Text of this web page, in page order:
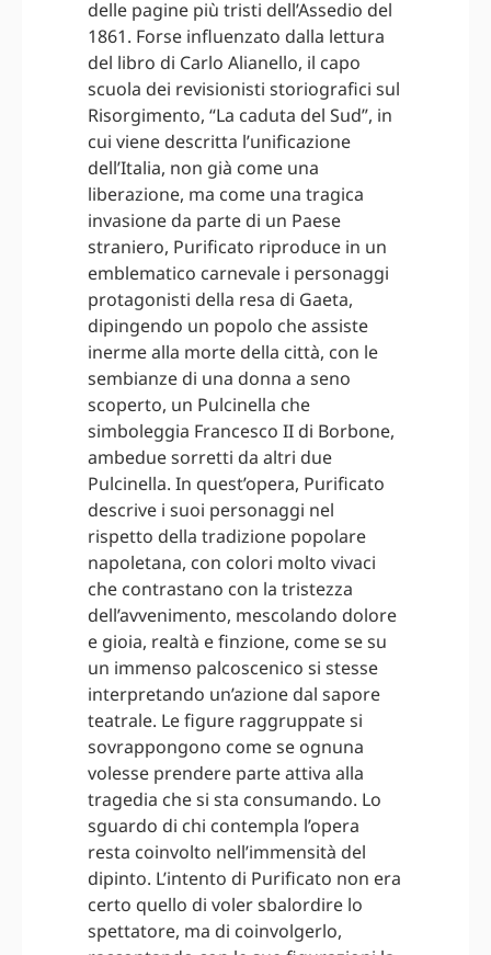
delle pagine più tristi dell’Assedio del
1861. Forse influenzato dalla lettura
del libro di Carlo Alianello, il capo
scuola dei revisionisti storiografici sul
Risorgimento, “La caduta del Sud”, in
cui viene descritta l’unificazione
dell’Italia, non già come una
liberazione, ma come una tragica
invasione da parte di un Paese
straniero, Purificato riproduce in un
emblematico carnevale i personaggi
protagonisti della resa di Gaeta,
dipingendo un popolo che assiste
inerme alla morte della città, con le
sembianze di una donna a seno
scoperto, un Pulcinella che
simboleggia Francesco II di Borbone,
ambedue sorretti da altri due
Pulcinella. In quest’opera, Purificato
descrive i suoi personaggi nel
rispetto della tradizione popolare
napoletana, con colori molto vivaci
che contrastano con la tristezza
dell’avvenimento, mescolando dolore
e gioia, realtà e finzione, come se su
un immenso palcoscenico si stesse
interpretando un’azione dal sapore
teatrale. Le figure raggruppate si
sovrappongono come se ognuna
volesse prendere parte attiva alla
tragedia che si sta consumando. Lo
sguardo di chi contempla l’opera
resta coinvolto nell’immensità del
dipinto. L’intento di Purificato non era
certo quello di voler sbalordire lo
spettatore, ma di coinvolgerlo,